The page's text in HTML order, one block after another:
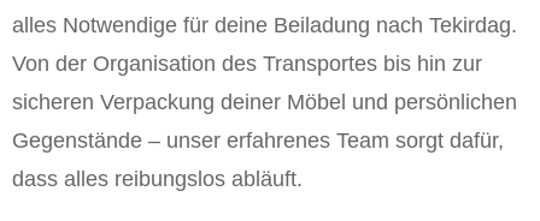
alles Notwendige für deine Beiladung nach Tekirdag.
Von der Organisation des Transportes bis hin zur
sicheren Verpackung deiner Möbel und persönlichen
Gegenstände – unser erfahrenes Team sorgt dafür,
dass alles reibungslos abläuft.